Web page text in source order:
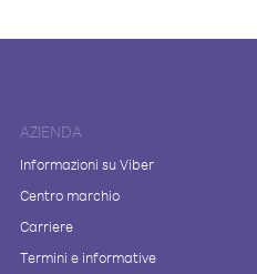
AZIENDA
Informazioni su Viber
Centro marchio
Carriere
Termini e informative